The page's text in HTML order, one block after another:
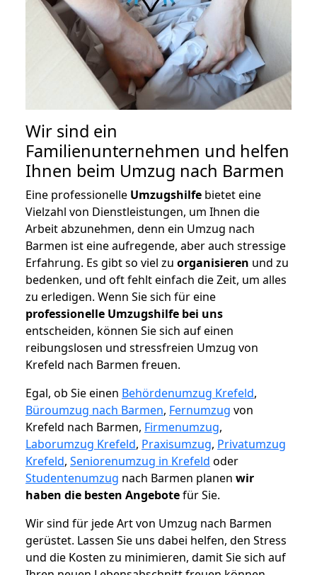
Wir sind ein
Familienunternehmen und helfen
Ihnen beim Umzug nach Barmen
Eine professionelle Umzugshilfe bietet eine
Vielzahl von Dienstleistungen, um Ihnen die
Arbeit abzunehmen, denn ein Umzug nach
Barmen ist eine aufregende, aber auch stressige
Erfahrung. Es gibt so viel zu organisieren und zu
bedenken, und oft fehlt einfach die Zeit, um alles
zu erledigen. Wenn Sie sich für eine
professionelle Umzugshilfe bei uns
entscheiden, können Sie sich auf einen
reibungslosen und stressfreien Umzug von
Krefeld nach Barmen freuen.
Egal, ob Sie einen Behördenumzug Krefeld,
Büroumzug nach Barmen, Fernumzug von
Krefeld nach Barmen, Firmenumzug,
Laborumzug Krefeld, Praxisumzug, Privatumzug
Krefeld, Seniorenumzug in Krefeld oder
Studentenumzug nach Barmen planen wir
haben die besten Angebotefür Sie.
Wir sind für jede Art von Umzug nach Barmen
gerüstet. Lassen Sie uns dabei helfen, den Stress
und die Kosten zu minimieren, damit Sie sich auf